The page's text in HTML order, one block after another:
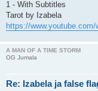
1 - With Subtitles
Tarot by Izabela
https://
A MAN OF A TIME STORM
OG Jumala
Re: Izabela ja false